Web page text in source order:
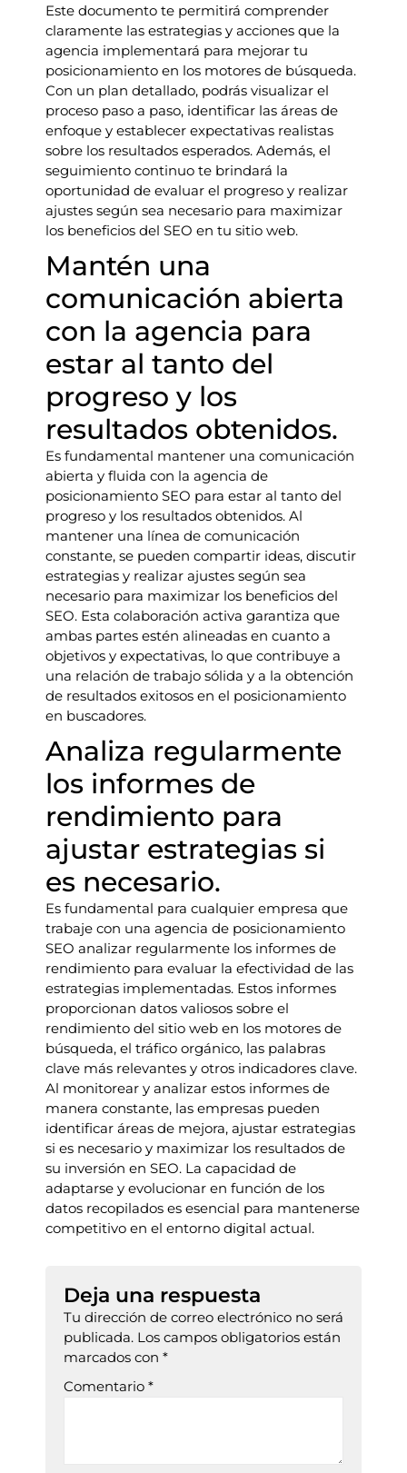
Este documento te permitirá comprender
claramente las estrategias y acciones que la
agencia implementará para mejorar tu
posicionamiento en los motores de búsqueda.
Con un plan detallado, podrás visualizar el
proceso paso a paso, identificar las áreas de
enfoque y establecer expectativas realistas
sobre los resultados esperados. Además, el
seguimiento continuo te brindará la
oportunidad de evaluar el progreso y realizar
ajustes según sea necesario para maximizar
los beneficios del SEO en tu sitio web.
Mantén una
comunicación abierta
con la agencia para
estar al tanto del
progreso y los
resultados obtenidos.
Es fundamental mantener una comunicación
abierta y fluida con la agencia de
posicionamiento SEO para estar al tanto del
progreso y los resultados obtenidos. Al
mantener una línea de comunicación
constante, se pueden compartir ideas, discutir
estrategias y realizar ajustes según sea
necesario para maximizar los beneficios del
SEO. Esta colaboración activa garantiza que
ambas partes estén alineadas en cuanto a
objetivos y expectativas, lo que contribuye a
una relación de trabajo sólida y a la obtención
de resultados exitosos en el posicionamiento
en buscadores.
Analiza regularmente
los informes de
rendimiento para
ajustar estrategias si
es necesario.
Es fundamental para cualquier empresa que
trabaje con una agencia de posicionamiento
SEO analizar regularmente los informes de
rendimiento para evaluar la efectividad de las
estrategias implementadas. Estos informes
proporcionan datos valiosos sobre el
rendimiento del sitio web en los motores de
búsqueda, el tráfico orgánico, las palabras
clave más relevantes y otros indicadores clave.
Al monitorear y analizar estos informes de
manera constante, las empresas pueden
identificar áreas de mejora, ajustar estrategias
si es necesario y maximizar los resultados de
su inversión en SEO. La capacidad de
adaptarse y evolucionar en función de los
datos recopilados es esencial para mantenerse
competitivo en el entorno digital actual.
Deja una respuesta
Tu dirección de correo electrónico no será
publicada. Los campos obligatorios están
marcados con *
Comentario *